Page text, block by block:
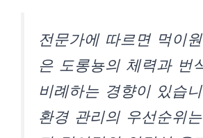
전문가에 따르면 먹이
은 도롱뇽의 체력과 번
비례하는 경향이 있습
환경 관리의 우선순위